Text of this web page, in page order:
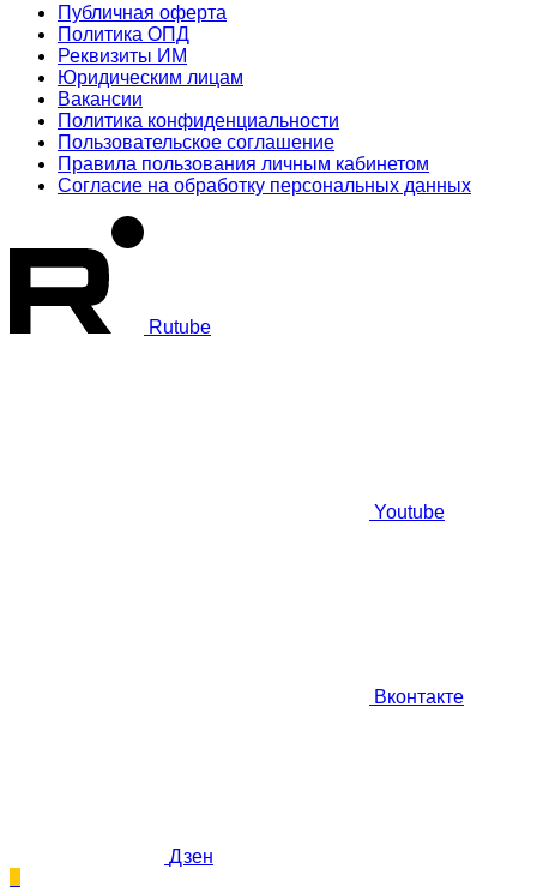
Публичная оферта
Политика ОПД
Реквизиты ИМ
Юридическим лицам
Вакансии
Политика конфиденциальности
Пользовательское соглашение
Правила пользования личным кабинетом
Согласие на обработку персональных данных
Rutube
Youtube
Вконтакте
Дзен